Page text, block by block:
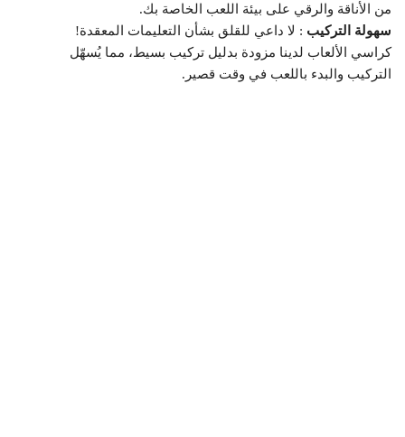
من الأناقة والرقي على بيئة اللعب الخاصة بك.
سهولة التركيب : لا داعي للقلق بشأن التعليمات المعقدة!
كراسي الألعاب لدينا مزودة بدليل تركيب بسيط، مما يُسهّل
التركيب والبدء باللعب في وقت قصير.